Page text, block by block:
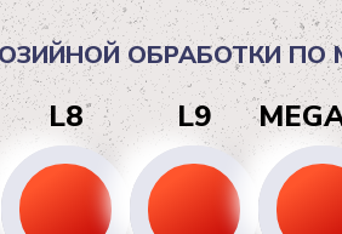
ОБРАБОТКИ
L8 L9